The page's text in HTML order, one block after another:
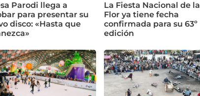
Parodi llega a
para presentar su
disco: «Hasta que
La Fiesta Nacional de la
Flor ya tiene fecha
confirmada para su 63º
edición